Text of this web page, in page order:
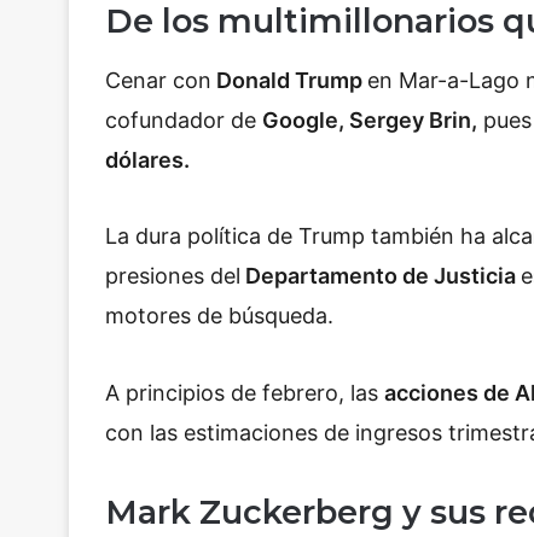
De los multimillonarios
Cenar con Donald Trump en Mar-a-Lago
cofundador de Google, Sergey Brin,
dólares.
La dura política de Trump también ha
presiones del Departamento de Justicia
motores de búsqueda.
A principios de febrero, las acciones de
con las estimaciones de ingresos
Mark Zuckerberg y sus